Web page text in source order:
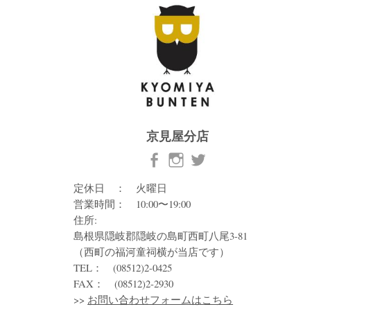
京見屋分店
定休日 ： 火曜日
営業時間： 10:00〜19:00
住所:
島根県隠岐郡隠岐の島町西町八尾3-81
（西町の福河童祠横が当店です）
TEL： (08512)2-0425
FAX： (08512)2-2930
>> お問い合わせフォームはこちら